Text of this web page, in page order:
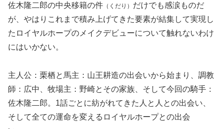
佐木隆二郎の中央移籍の件 （くだり） だけでも感涙ものだ
が、やはりこれまで積み上げてきた要素が結集して実現し
たロイヤルホープのメイクデビューについて触れないわけ
にはいかない。
主人公：栗栖と馬主：山王耕造の出会いから始まり、調教
師：広中、牧場主：野崎とその家族、そして今回の騎手：
佐木隆二郎。1話ごとに紡がれてきた人と人との出会い、
そして全ての運命を変えるロイヤルホープとの出会